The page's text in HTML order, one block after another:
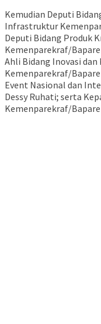
Kemudian Deputi
Infrastruktur
Deputi Bidang Produk
Kemenparekraf/
Ahli Bidang Inovasi
Kemenparekraf/
Event Nasional dan
Dessy Ruhati; serta
Kemenparekraf/